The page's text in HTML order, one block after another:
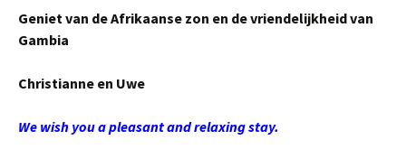
Geniet van de Afrikaanse zon en de vriendelijkheid van
Gambia
Christianne en Uwe
We wish you a pleasant and relaxing stay.